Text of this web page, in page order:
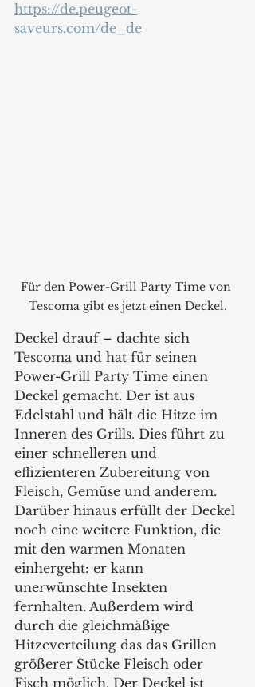
https://de.peugeot-
saveurs.com/de_de
Für den Power-Grill Party Time von
Tescoma gibt es jetzt einen Deckel.
Deckel drauf – dachte sich
Tescoma und hat für seinen
Power-Grill Party Time einen
Deckel gemacht. Der ist aus
Edelstahl und hält die Hitze im
Inneren des Grills. Dies führt zu
einer schnelleren und
effizienteren Zubereitung von
Fleisch, Gemüse und anderem.
Darüber hinaus erfüllt der Deckel
noch eine weitere Funktion, die
mit den warmen Monaten
einhergeht: er kann
unerwünschte Insekten
fernhalten. Außerdem wird
durch die gleichmäßige
Hitzeverteilung das das Grillen
größerer Stücke Fleisch oder
Fisch möglich. Der Deckel ist